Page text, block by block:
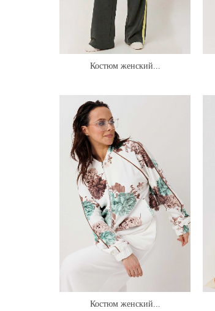
Костюм женский...
Костюм женский...